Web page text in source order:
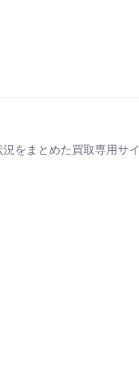
をまとめた買取専用サイ